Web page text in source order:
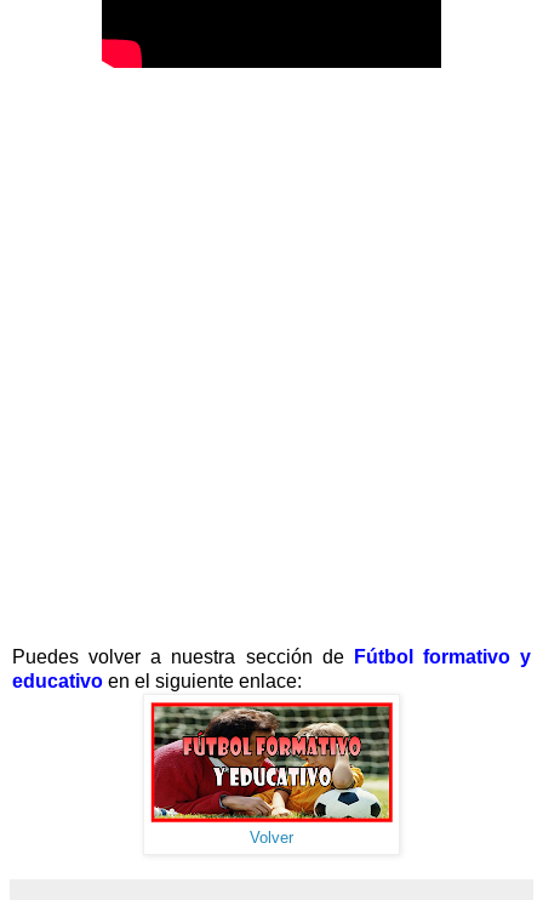
Puedes volver a nuestra sección de
Fútbol formativo y
educativo en el siguiente enlace:
Volver